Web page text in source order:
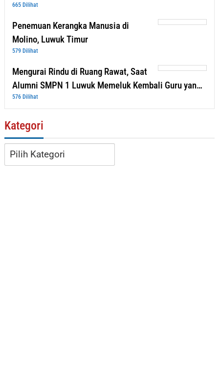
665 Dilihat
Penemuan Kerangka Manusia di
Molino, Luwuk Timur
579 Dilihat
Mengurai Rindu di Ruang Rawat, Saat
Alumni SMPN 1 Luwuk Memeluk Kembali Guru yan…
576 Dilihat
Kategori
Kategori